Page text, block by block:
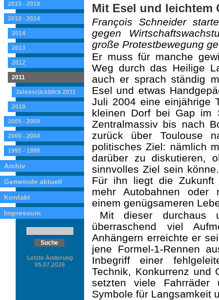
2015 - 2019
2010 - 2014
2014
2013
2012
2011
Jahresrückblick 2011
2010
2005 - 2009
2000 - 2004
1995 - 1999
Archiv
Gemeinde aktuell
Kontakt
Impressum
Letzte Änderung
05.07.2026
Mit Esel und leichtem
François Schneider
gegen
große Protestbewegung
Er muss für manche
Weg durch das Heilige
auch er sprach ständig
Esel und etwas
Juli 2004 eine einjährige
kleinen Dorf bei Gap im
Zentralmassiv bis nach
zurück über Toulouse
politisches Ziel: nämlich
darüber zu diskutieren,
sinnvolles Ziel sein
Für ihn liegt die Zukunft
mehr Autobahnen oder
einem genügsameren
Mit dieser durchaus
überraschend viel
Anhängern erreichte er
jene Formel-1-Rennen
Inbegriff einer
Technik, Konkurrenz und
setzten viele
Symbole für Langsamkeit